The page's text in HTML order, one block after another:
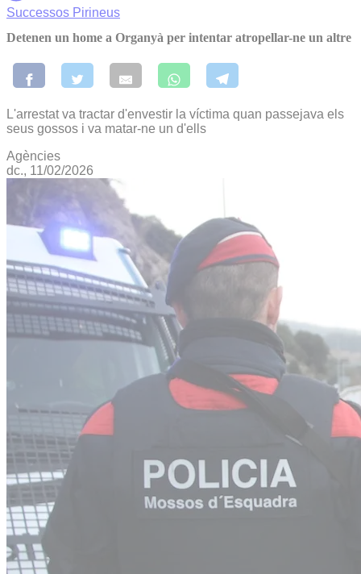
Successos Pirineus
Detenen un home a Organyà per intentar atropellar-ne un altre
L'arrestat va tractar d'envestir la víctima quan passejava els
seus gossos i va matar-ne un d'ells
Agències
dc., 11/02/2026